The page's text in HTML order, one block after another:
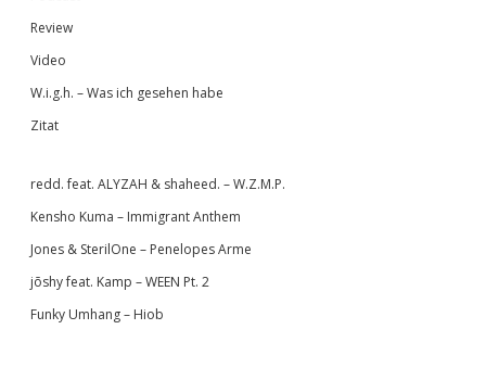
Review
Video
W.i.g.h. – Was ich gesehen habe
Zitat
redd. feat. ALYZAH & shaheed. – W.Z.M.P.
Kensho Kuma – Immigrant Anthem
Jones & SterilOne – Penelopes Arme
jōshy feat. Kamp – WEEN Pt. 2
Funky Umhang – Hiob